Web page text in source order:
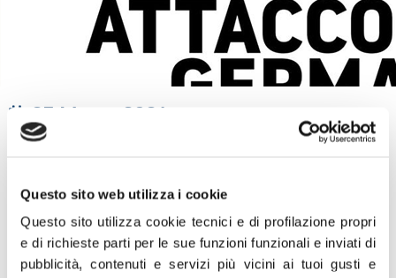
Questo sito web utilizza i cookie
Questo sito utilizza cookie tecnici e di profilazione propri
e di richieste parti per le sue funzioni funzionali e inviati di
pubblicità, contenuti e servizi più vicini ai tuoi gusti e
25 Marzo 2021
“Mentre tutta Italia celebra Dante Alighieri, il quotidiano
sua figura descrivendola come quella di un “arrivista” e
di un “plagiatore”. Parole inaccettabili e senza alcun
fondamento. Noi, al contrario, siamo e resteremo
sempre orgogliosi del Sommo Poeta che, con i suoi